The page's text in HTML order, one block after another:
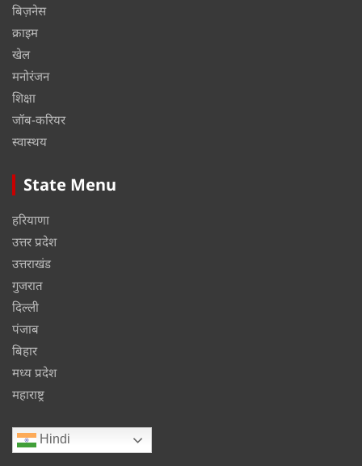
बिज़नेस
क्राइम
खेल
मनोरंजन
शिक्षा
जॉब-करियर
स्वास्थय
State Menu
हरियाणा
उत्तर प्रदेश
उत्तराखंड
गुजरात
दिल्ली
पंजाब
बिहार
मध्य प्रदेश
महाराष्ट्र
Hindi